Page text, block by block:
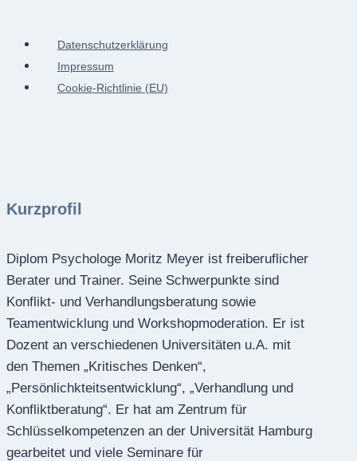
Datenschutzerklärung
Impressum
Cookie-Richtlinie (EU)
Kurzprofil
Diplom Psychologe Moritz Meyer ist freiberuflicher
Berater und Trainer. Seine Schwerpunkte sind
Konflikt- und Verhandlungsberatung sowie
Teamentwicklung und Workshopmoderation. Er ist
Dozent an verschiedenen Universitäten u.A. mit
den Themen „Kritisches Denken“,
„Persönlichkteitsentwicklung“, „Verhandlung und
Konfliktberatung“. Er hat am Zentrum für
Schlüsselkompetenzen an der Universität Hamburg
gearbeitet und viele Seminare für